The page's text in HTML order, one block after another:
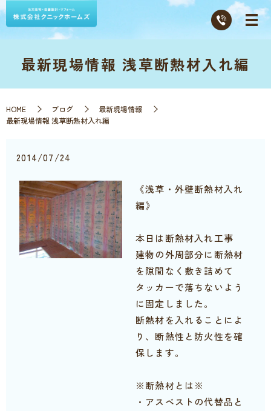
最新現場情報 浅草断熱材入れ編
HOME ブログ
最新現場情報
最新現場情報 浅草断熱材入れ編
2014/07/24
《浅草・外壁断熱材入れ
編》
本日は断熱材入れ工事
建物の外周部分に断熱材
を隙間なく敷き詰めて
タッカーで落ちないよう
に固定しました。
断熱材を入れることによ
り、断熱性と防火性を確
保します。
※断熱材とは※
・アスベストの代替品と